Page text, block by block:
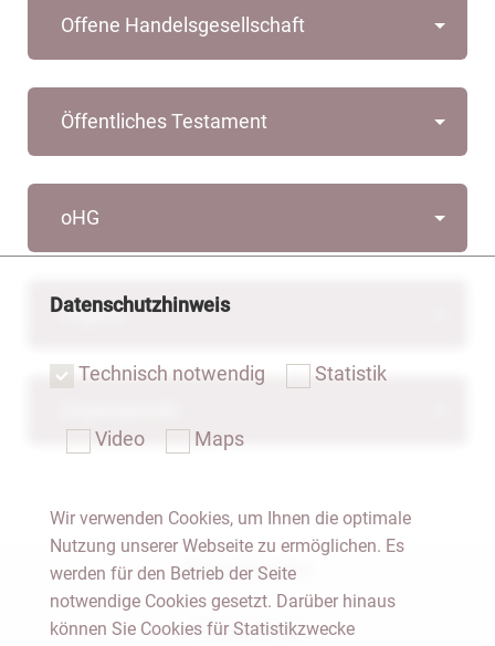
Offene Handelsgesellschaft
Öffentliches Testament
oHG
Organe
Notar Dresden
Fachgebiete
Datenschutzhinweis
Technisch notwendig Statistik
Video Maps
Wir verwenden Cookies, um Ihnen die optimale
Nutzung unserer Webseite zu ermöglichen. Es
werden für den Betrieb der Seite
notwendige Cookies gesetzt. Darüber hinaus
können Sie Cookies für Statistikzwecke